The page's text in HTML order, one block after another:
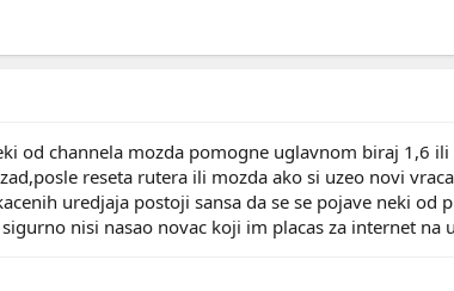
od channela mozda pomogne uglavnom biraj 1,6
reseta rutera ili mozda ako si uzeo novi
uredjaja postoji sansa da se se pojave neki od
nisi nasao novac koji im placas za internet na